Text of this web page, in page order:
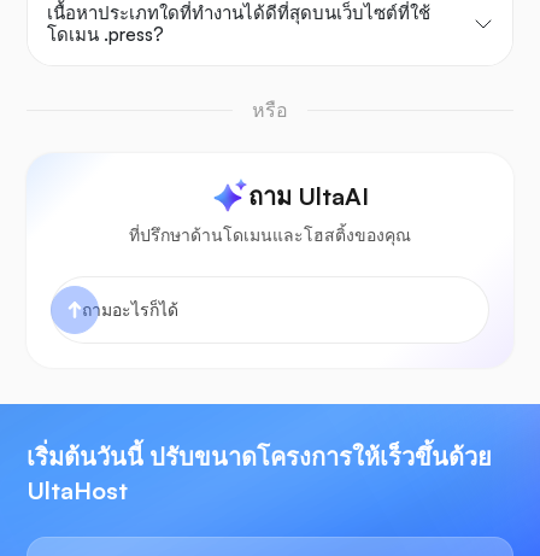
เนื้อหาประเภทใดที่ทำงานได้ดีที่สุดบนเว็บไซต์ที่ใช้
โดเมน .press?
หรือ
ถาม UltaAI
ที่ปรึกษาด้านโดเมนและโฮสติ้งของคุณ
เริ่มต้นวันนี้ ปรับขนาดโครงการให้เร็วขึ้นด้วย
UltaHost